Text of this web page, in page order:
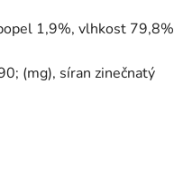
1,9%, vlhkost 79,8%
(mg), síran zinečnatý